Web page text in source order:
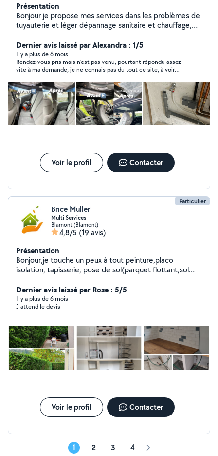
Présentation
Bonjour je propose mes services dans les problèmes de
tuyauterie et léger dépannage sanitaire et chauffage,
Dernier avis laissé par Alexandra : 1/5
Il y a plus de 6 mois
Rendez-vous pris mais n’est pas venu, pourtant répondu assez
vite à ma demande, je ne connais pas du tout ce site, à voir…
Voir le profil Contacter
Particulier
Brice Muller
Multi Services
Blamont (Blamont)
4,8/5 (19 avis)
Présentation
Bonjour,je touche un peux à tout peinture,placo
isolation, tapisserie, pose de sol(parquet flottant,sol
tonte,taille de haies, entretien espaces verts.
Dernier avis laissé par Rose : 5/5
Il y a plus de 6 mois
J attend le devis
Voir le profil Contacter
1 2 3 4 Page